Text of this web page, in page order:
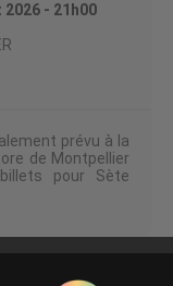
- 21h00
prévu à la
de Montpellier
pour Sète
Faisant partie
d'Australie,